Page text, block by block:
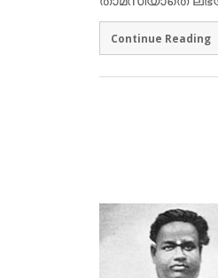
Continue Reading